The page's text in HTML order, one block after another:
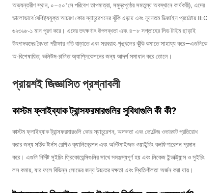
অভ্যন্তরীণ স্থান, ০–৫০°সে পরিবেশ তাপমাত্রা, সমুদ্রপৃষ্ঠের সমতুল্য অবস্থানে কার্যকরী), এদের
ভালোভাবে বৈশিষ্ট্যযুক্ত আচরণ কোর স্যাচুরেশনের ঝুঁকি এড়ায় এবং ন্যূনতম ডিজাইন প্রচেষ্টায় IEC
৬২৩৬৮-১ মান পূরণ করে। এদের তৎক্ষণাৎ উপলব্ধতা এবং ৪–৮ সপ্তাহের লিড টাইম ছাড়াই
উৎপাদকদের বৈধতা পরীক্ষার গতি বাড়াতে এবং সরবরাহ-শৃঙ্খলের ঝুঁকি কমাতে সাহায্য করে—এগুলিকে
অ-বিশেষায়িত, ভলিউম-চালিত অ্যাপ্লিকেশনের জন্য আদর্শ সমাধান করে তোলে।
প্রায়শই জিজ্ঞাসিত প্রশ্নাবলী
কাস্টম ফ্লাইব্যাক ট্রান্সফরমারগুলির সুবিধাগুলি কী কী?
কাস্টম ফ্লাইব্যাক ট্রান্সফরমারগুলি কোর স্যাচুরেশন, অদক্ষতা এবং ভোল্টেজ ওভারশুট প্রতিরোধ
করার জন্য সঠিক টার্নস রেশিও ক্যালিব্রেশন এবং অপ্টিমাইজড ওয়াইন্ডিং কনফিগারেশন প্রদান
করে। এগুলি নির্দিষ্ট সুইচিং ফ্রিকোয়েন্সিগুলির সাথে সমঞ্জস্যপূর্ণ হয় এবং লিকেজ ইন্ডাক্ট্যান্স ও সুইচিং
লস কমায়, যার ফলে বিভিন্ন লোডের জন্য উচ্চতর দক্ষতা এবং স্থিতিশীলতা অর্জন করা যায়।